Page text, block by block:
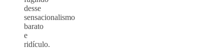
desse
sensacionalismo
barato
e
ridículo.